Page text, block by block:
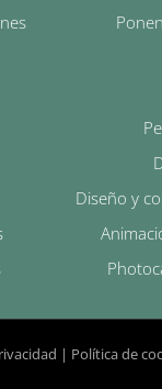
Diseño y
| Política de